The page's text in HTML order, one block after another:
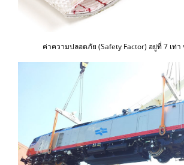
ค่าความปลอดภัย (Safety Factor) อยู่ที่ 7 เท่